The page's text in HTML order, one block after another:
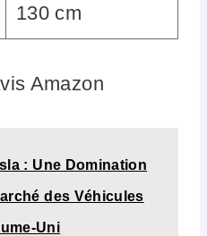
130 cm
Amazon
: Une Domination
des Véhicules
Uni